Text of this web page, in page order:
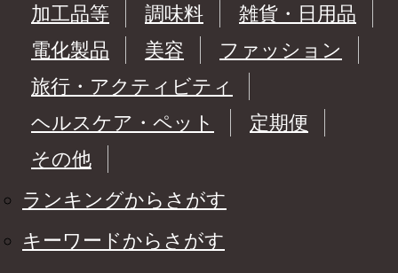
加工品等
調味料
雑貨・日用品
電化製品
美容
ファッション
旅行・アクティビティ
ヘルスケア・ペット
定期便
その他
ランキングからさがす
キーワードからさがす